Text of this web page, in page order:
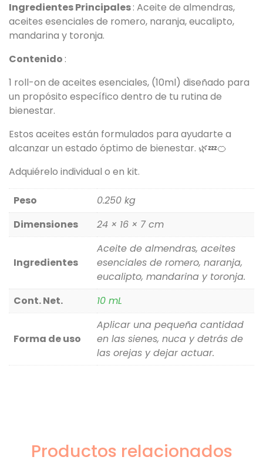
Ingredientes Principales: Aceite de almendras,
aceites esenciales de romero, naranja, eucalipto,
mandarina y toronja.
Contenido :
1 roll-on de aceites esenciales, (10ml) diseñado para
un propósito específico dentro de tu rutina de
bienestar.
Estos aceites están formulados para ayudarte a
alcanzar un estado óptimo de bienestar. 🌿💤🍊
Adquiérelo individual o en kit.
Peso
0.250 kg
Dimensiones
24 × 16 × 7 cm
Ingredientes
Aceite de almendras, aceites
esenciales de romero, naranja,
eucalipto, mandarina y toronja.
Cont. Net.
10 mL
Forma de uso
Aplicar una pequeña cantidad
en las sienes, nuca y detrás de
las orejas y dejar actuar.
Productos relacionados